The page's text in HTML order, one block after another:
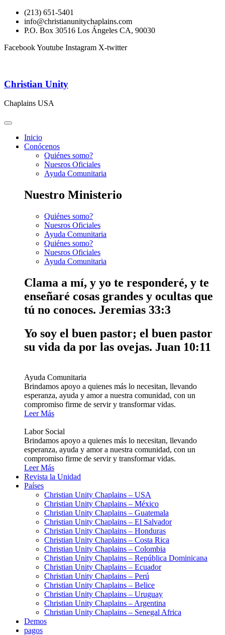
(213) 651-5401
info@christianunitychaplains.com
P.O. Box 30516 Los Ángeles CA, 90030
FacebookYoutube Instagram X-twitter
Christian Unity
Chaplains USA
Inicio
Conócenos
Quiénes somo?
Nuesros Oficiales
Ayuda Comunitaria
Nuestro Ministerio
Quiénes somo?
Nuesros Oficiales
Ayuda Comunitaria
Quiénes somo?
Nuesros Oficiales
Ayuda Comunitaria
Clama a mí, y yo te responderé, y te
enseñaré cosas grandes y ocultas que
tú no conoces. Jeremias 33:3
Yo soy el buen pastor; el buen pastor
su vida da por las ovejas. Juan 10:11
Ayuda Comunitaria
Brindamos apoyo a quienes más lo necesitan, llevando
esperanza, ayuda y amor a nuestra comunidad, con un
compromiso firme de servir y transformar vidas.
Leer Más
Labor Social
Brindamos apoyo a quienes más lo necesitan, llevando
esperanza, ayuda y amor a nuestra comunidad, con un
compromiso firme de servir y transformar vidas.
Leer Más
Revista la Unidad
Países
Christian Unity Chaplains – USA
Christian Unity Chaplains – México
Christian Unity Chaplains – Guatemala
Christian Unity Chaplains – El Salvador
Christian Unity Chaplains – Honduras
Christian Unity Chaplains – Costa Rica
Christian Unity Chaplains – Colombia
Christian Unity Chaplains – República Dominicana
Christian Unity Chaplains – Ecuador
Christian Unity Chaplains – Perú
Christian Unity Chaplains – Belice
Christian Unity Chaplains – Uruguay
Christian Unity Chaplains – Argentina
Christian Unity Chaplains – Senegal Africa
Demos
pagos